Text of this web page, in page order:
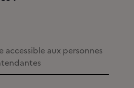
accessible aux personnes